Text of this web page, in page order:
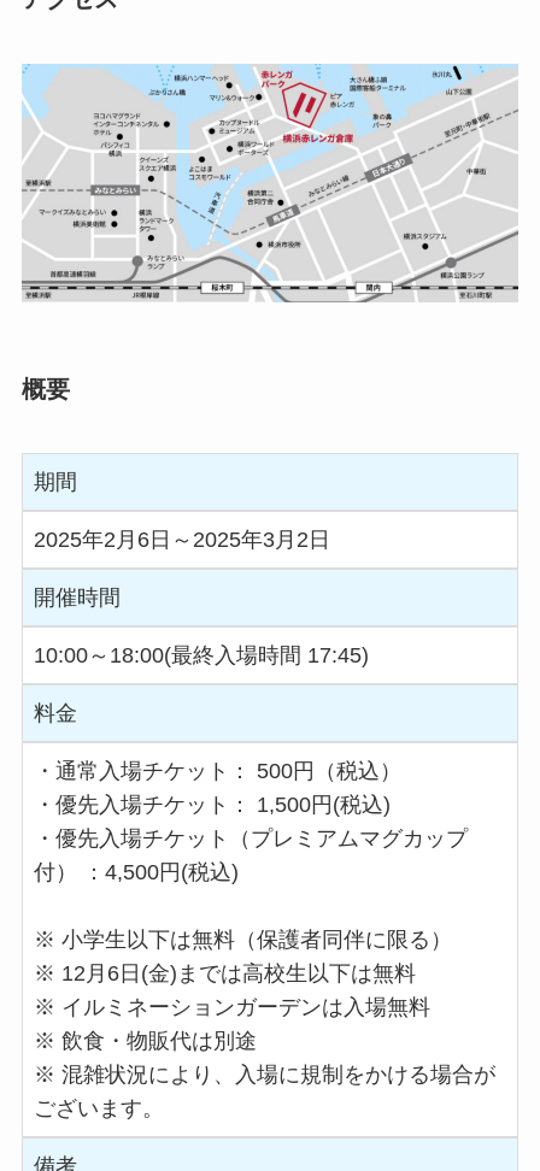
概要
期間
2025年2月6日～2025年3月2日
開催時間
10:00～18:00(最終入場時間 17:45)
料金
・通常入場チケット： 500円（税込）
・優先入場チケット： 1,500円(税込)
・優先入場チケット（プレミアムマグカップ
付） ：4,500円(税込)
※ 小学生以下は無料（保護者同伴に限る）
※ 12月6日(金)までは高校生以下は無料
※ イルミネーションガーデンは入場無料
※ 飲食・物販代は別途
※ 混雑状況により、入場に規制をかける場合が
ございます。